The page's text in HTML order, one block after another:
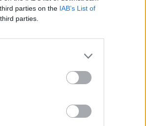
parties on the IAB’s List of
parties.